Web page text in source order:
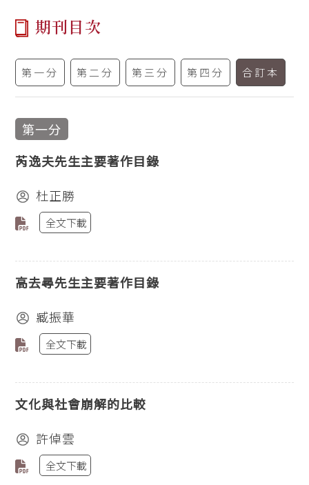
期刊目次
第一分 第二分 第三分 第四分 合訂本
第一分
芮逸夫先生主要著作目錄
杜正勝
全文下載
高去尋先生主要著作目錄
臧振華
全文下載
文化與社會崩解的比較
許倬雲
全文下載